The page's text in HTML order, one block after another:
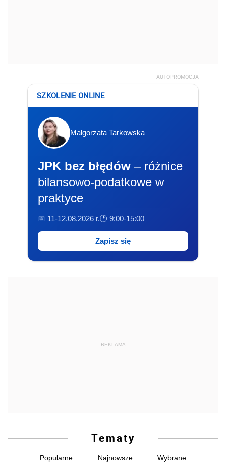
AUTOPROMOCJA
SZKOLENIE ONLINE
Małgorzata Tarkowska
JPK bez błędów – różnice
bilansowo-podatkowe w
praktyce
📅 11-12.08.2026 r.🕐 9:00-15:00
Zapisz się
REKLAMA
Tematy
Popularne Najnowsze Wybrane